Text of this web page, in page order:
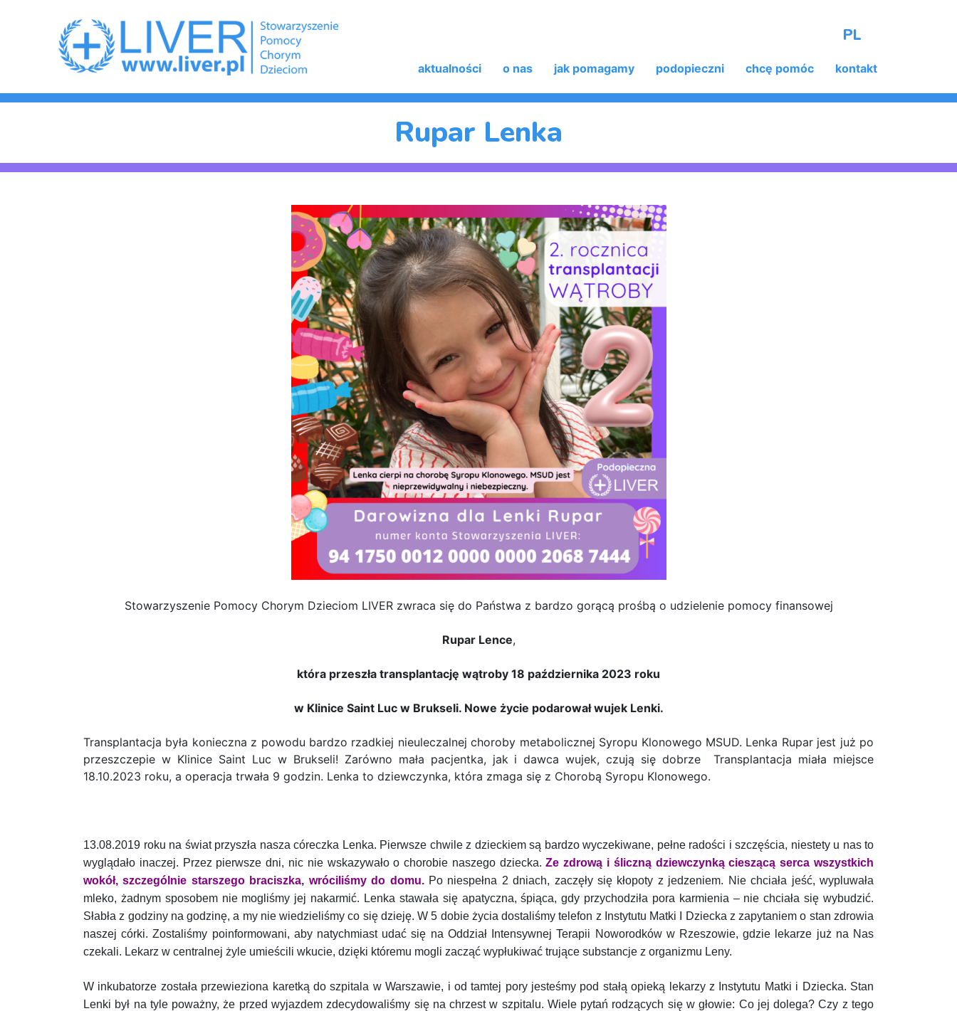
PL
aktualności o nas jak pomagamy podopieczni chcę pomóc kontakt
Rupar Lenka
Stowarzyszenie Pomocy Chorym Dzieciom LIVER zwraca się do Państwa z bardzo gorącą prośbą o udzielenie pomocy finansowej
Rupar Lence,
która przeszła transplantację wątroby 18 października 2023 roku
w Klinice Saint Luc w Brukseli. Nowe życie podarował wujek Lenki.
Transplantacja była konieczna z powodu bardzo rzadkiej nieuleczalnej choroby metabolicznej Syropu Klonowego MSUD. Lenka Rupar jest już po
przeszczepie w Klinice Saint Luc w Brukseli! Zarówno mała pacjentka, jak i dawca wujek, czują się dobrze
Transplantacja miała miejsce
18.10.2023 roku, a operacja trwała 9 godzin. Lenka to dziewczynka, która zmaga się z Chorobą Syropu Klonowego.
13.08.2019 roku na świat przyszła nasza córeczka Lenka. Pierwsze chwile z dzieckiem są bardzo wyczekiwane, pełne radości i szczęścia, niestety u nas to
wyglądało inaczej. Przez pierwsze dni, nic nie wskazywało o chorobie naszego dziecka.Ze zdrową i śliczną dziewczynką cieszącą serca wszystkich
wokół, szczególnie starszego braciszka, wróciliśmy do domu. Po niespełna 2 dniach, zaczęły się kłopoty z jedzeniem. Nie chciała jeść, wypluwała
mleko, żadnym sposobem nie mogliśmy jej nakarmić. Lenka stawała się apatyczna, śpiąca, gdy przychodziła pora karmienia – nie chciała się wybudzić.
Słabła z godziny na godzinę, a my nie wiedzieliśmy co się dzieję. W 5 dobie życia dostaliśmy telefon z Instytutu Matki I Dziecka z zapytaniem o stan zdrowia
naszej córki. Zostaliśmy poinformowani, aby natychmiast udać się na Oddział Intensywnej Terapii Noworodków w Rzeszowie, gdzie lekarze już na Nas
czekali. Lekarz w centralnej żyle umieścili wkucie, dzięki któremu mogli zacząć wypłukiwać trujące substancje z organizmu Leny.
W inkubatorze została przewieziona karetką do szpitala w Warszawie, i od tamtej pory jesteśmy pod stałą opieką lekarzy z Instytutu Matki i Dziecka. Stan
Lenki był na tyle poważny, że przed wyjazdem zdecydowaliśmy się na chrzest w szpitalu. Wiele pytań rodzących się w głowie: Co jej dolega? Czy z tego